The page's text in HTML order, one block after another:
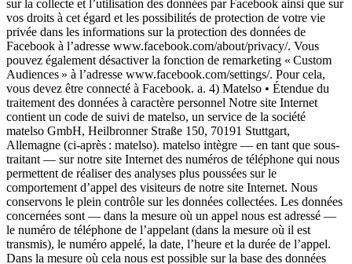
sur la collecte et l’utilisation des données par Facebook ainsi que sur
vos droits à cet égard et les possibilités de protection de votre vie
privée dans les informations sur la protection des données de
Facebook à l’adresse www.facebook.com/about/privacy/. Vous
pouvez également désactiver la fonction de remarketing « Custom
Audiences » à l’adresse www.facebook.com/settings/. Pour cela,
vous devez être connecté à Facebook. a. 4) Matelso • Étendue du
traitement des données à caractère personnel Notre site Internet
contient un code de suivi de matelso, un service de la société
matelso GmbH, Heilbronner Straße 150, 70191 Stuttgart,
Allemagne (ci-après : matelso). matelso intègre — en tant que sous-
traitant — sur notre site Internet des numéros de téléphone qui nous
permettent de réaliser des analyses plus poussées sur le
comportement d’appel des visiteurs de notre site Internet. Nous
conservons le plein contrôle sur les données collectées. Les données
concernées sont — dans la mesure où un appel nous est adressé —
le numéro de téléphone de l’appelant (dans la mesure où il est
transmis), le numéro appelé, la date, l’heure et la durée de l’appel.
Dans la mesure où cela nous est possible sur la base des données